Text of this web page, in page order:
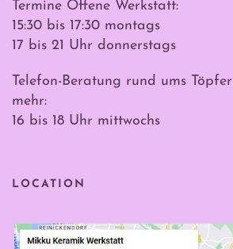
Termine Offene Werkstatt:
15:30 bis 17:30 montags
17 bis 21 Uhr donnerstags
Telefon-Beratung rund ums
mehr:
16 bis 18 Uhr mittwochs
LOCATION